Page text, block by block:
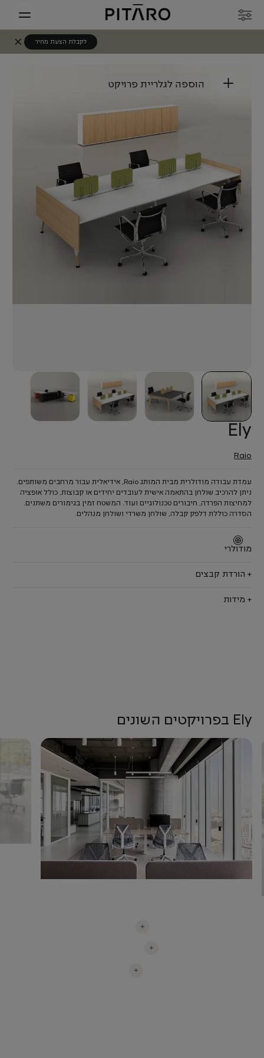
לקבלת הצעת מחיר
+ הוספה לגלריית פרויקט
Ely
Raio
עמדת עבודה מודולרית מבית המותג Raio, אידיאלית עבור מרחבים משותפים.
ניתן להרכיב שולחן בהתאמה אישית לעובדים יחידים או קבוצות, כולל אופציה
למחיצות הפרדה, חיבורים טכנולוגיים ועוד. המשטח זמין בגימורים משתנים.
הסדרה כוללת דלפק קבלה, שולחן משרדי ושולחן מנהלים.
מודולרי
+ הורדת קבצים
+ מידות
Ely בפרויקטים השונים
+
+
+